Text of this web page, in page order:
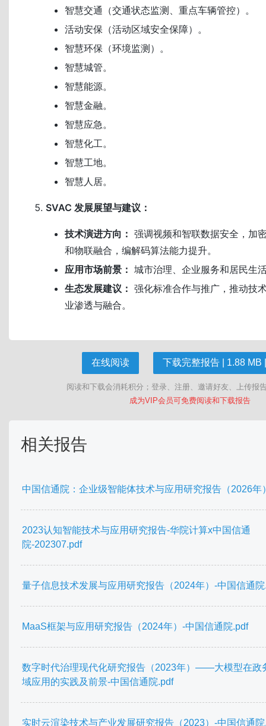
智慧交通（交通状态监测、重点车辆管控）。
活动安保（活动区域安全保障）。
智慧环保（环境监测）。
智慧城管。
智慧能源。
智慧金融。
智慧应急。
智慧化工。
智慧工地。
智慧人居。
SVAC 发展展望与建议：
技术演进方向： 强调视频和智联数据安全，加
和物联融合，编解码算法能力提升。
应用市场前景： 城市治理、企业服务和居民生
生态发展建议： 强化标准合作与推广，推动技
业渗透与融合。
在线阅读 下载完整报告 | 1.88 MB
阅读和下载会消耗积分；登录、注册、邀请好友、上传报
成为VIP会员可免费阅读和下载报告
相关报告
中国信通院：企业级智能体技术与应用研究报告（2026年
2023认知智能技术与应用研究报告-华院计算x中国信通
院-202307.pdf
量子信息技术发展与应用研究报告（2024年）-中国信通
MaaS框架与应用研究报告（2024年）-中国信通院.pdf
数字时代治理现代化研究报告（2023年）——大模型在政
域应用的实践及前景-中国信通院.pdf
实时云渲染技术与产业发展研究报告（2023）-中国信通